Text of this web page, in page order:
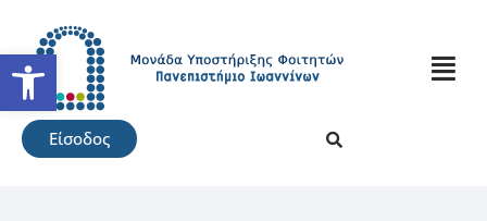
Ανοίξτε τη γραμμή
Είσοδος